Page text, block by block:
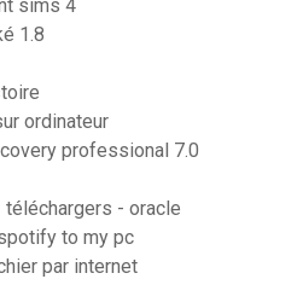
sims 4
1.8
ordinateur
professional 7.0
- oracle
to my pc
par internet